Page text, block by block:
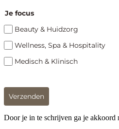
Je focus
Beauty & Huidzorg
Wellness, Spa & Hospitality
Medisch & Klinisch
Verzenden
Door je in te schrijven ga je akkoord